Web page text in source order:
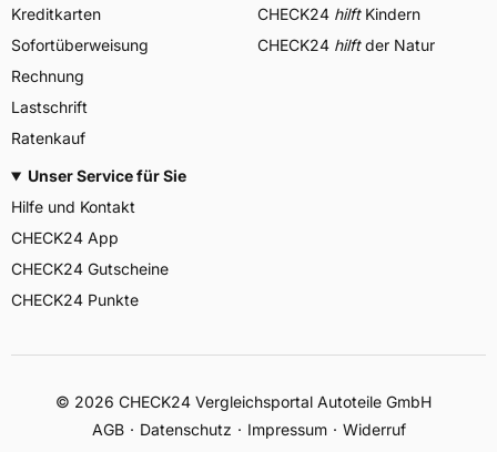
Kreditkarten
Sofortüberweisung
Rechnung
Lastschrift
Ratenkauf
CHECK24 hilftKindern
CHECK24 hilftder Natur
Unser Service für Sie
Hilfe und Kontakt
CHECK24 App
CHECK24 Gutscheine
CHECK24 Punkte
© 2026 CHECK24 Vergleichsportal Autoteile GmbH
AGB
Datenschutz Impressum Widerruf